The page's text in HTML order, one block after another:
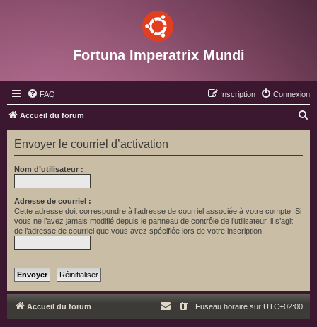
Fortuna Imperatrix Mundi
FAQ Connexion
Inscription
Accueil du forum
e
Envoyer le courriel d’activation
Nom d’utilisateur :
Adresse de courriel :
Cette adresse doit correspondre à l’adresse de courriel associée à votre compte. Si
vous ne l’avez jamais modifié depuis le panneau de contrôle de l’utilisateur, il s’agit
de l’adresse de courriel que vous avez spécifiée lors de votre inscription.
Accueil du forum Fuseau horaire sur UTC+02:00